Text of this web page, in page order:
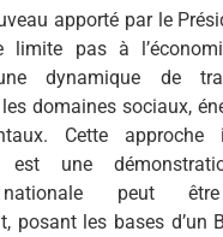
apporté par le
limite pas à
dynamique de
domaines sociaux,
Cette approche
est une
nationale peut
posant les bases d’un